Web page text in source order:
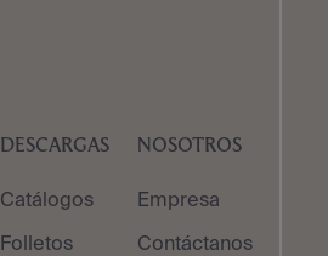
DESCARGAS
Catálogos
Folletos
NOSOTROS
Empresa
Contáctanos